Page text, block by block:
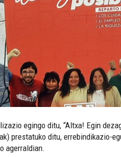
egingo ditu, “Altxa! Egin
prestatuko ditu, errebindikazio-
agerraldian.